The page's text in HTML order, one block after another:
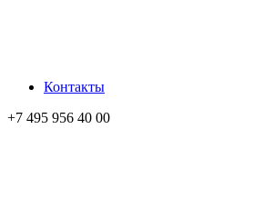
Контакты
+7 495 956 40 00